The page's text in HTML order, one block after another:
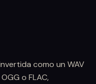
como un WAV
o FLAC,